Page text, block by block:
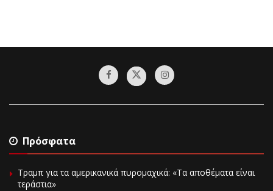
Πρόσφατα
Τραμπ για τα αμερικανικά πυρομαχικά: «Τα αποθέματα είναι
τεράστια»